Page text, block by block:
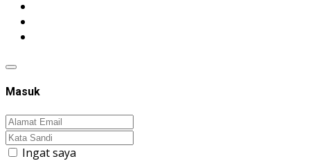
Masuk
Ingat saya